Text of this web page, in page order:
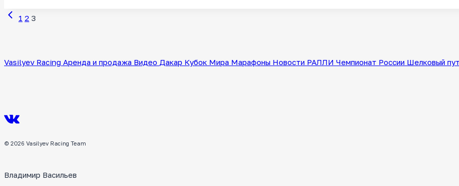
Навигация
страницам
Предыдущая
1 2 3
Vasilyev Racing Аренда и продажа Видео Дакар Кубок Мира Марафоны Новости РАЛЛИ Чемпионат России Шелковый
© 2026 Vasilyev Racing Team
Владимир Васильев